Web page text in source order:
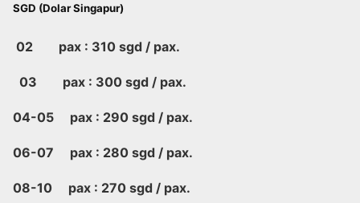
SGD (Dolar Singapur)
02 pax : 310 sgd / pax.
03 pax : 300 sgd / pax.
04-05 pax : 290 sgd / pax.
06-07 pax : 280 sgd / pax.
08-10 pax : 270 sgd / pax.